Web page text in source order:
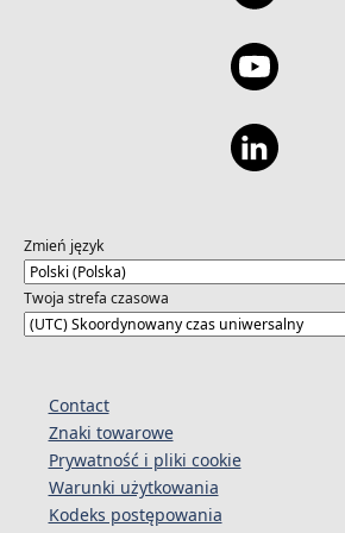
Zmień język
Twoja strefa czasowa
Contact
Znaki towarowe
Prywatność i pliki cookie
Warunki użytkowania
Kodeks postępowania